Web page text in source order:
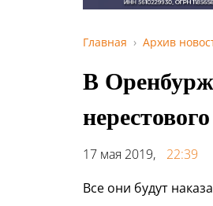
Главная Архив
В
17 мая 2019,
22:39
Все они будут